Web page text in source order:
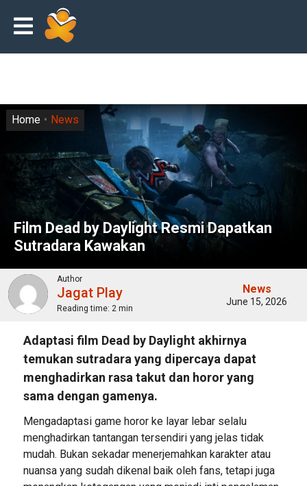
Film Dead by Daylight Resmi Dapatkan
Sutradara Kawakan
Home News
Author
Jagat Play
Reading time: 2 min
News
June 15, 2026
Adaptasi film Dead by Daylight akhirnya
temukan sutradara yang dipercaya dapat
menghadirkan rasa takut dan horor yang
sama dengan gamenya.
Mengadaptasi game horor ke layar lebar selalu
menghadirkan tantangan tersendiri yang jelas tidak
mudah. Bukan sekadar menerjemahkan karakter atau
nuansa yang sudah dikenal baik oleh fans, tetapi juga